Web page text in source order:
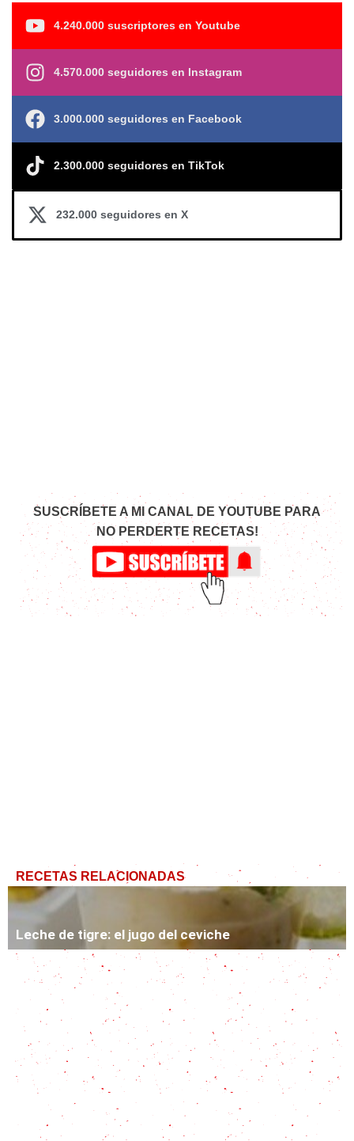
4.240.000 suscriptores en Youtube
4.570.000 seguidores en Instagram
3.000.000 seguidores en Facebook
2.300.000 seguidores en TikTok
232.000 seguidores en X
SUSCRÍBETE A MI CANAL DE YOUTUBE PARA
NO PERDERTE RECETAS!
RECETAS RELACIONADAS
Leche de tigre: el jugo del ceviche
Cómo hacer Mate: guía definitiva, qué hay que
hacer y qué NO
Receta de jugos concentrados caseros ¡muy ricos!
Jugo de ananá ¡Aguas saborizadas caseras!